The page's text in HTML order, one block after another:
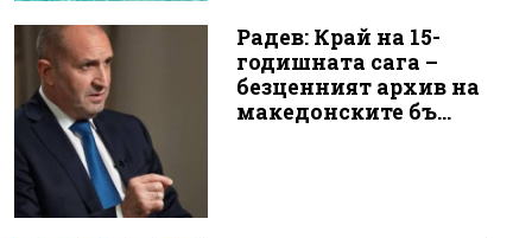
Радев: Край на 15-
годишната сага –
безценният архив на
македонските бъ...